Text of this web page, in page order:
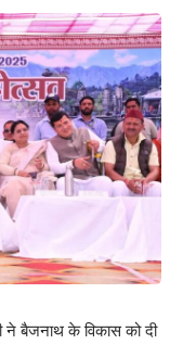
ने बैजनाथ के विकास को दी